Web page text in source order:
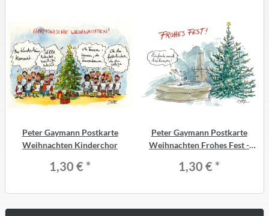
Peter Gaymann Postkarte
Weihnachten Kinderchor
1,30 € *
Peter Gaymann Postkarte
Weihnachten Frohes Fest -
1,30 € *